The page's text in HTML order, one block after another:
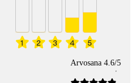
1 2 3 4 5
Arvosana 4.6/5